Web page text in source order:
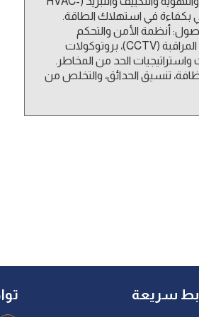
أنظمة الأمن والتحكم
بالدخول، كاميرات المراقبة (CCTV)، بروتوكولات
واستراتيجيات الحد من المخاطر.
تنسيق الحدائق، والتخلص من
سريعة